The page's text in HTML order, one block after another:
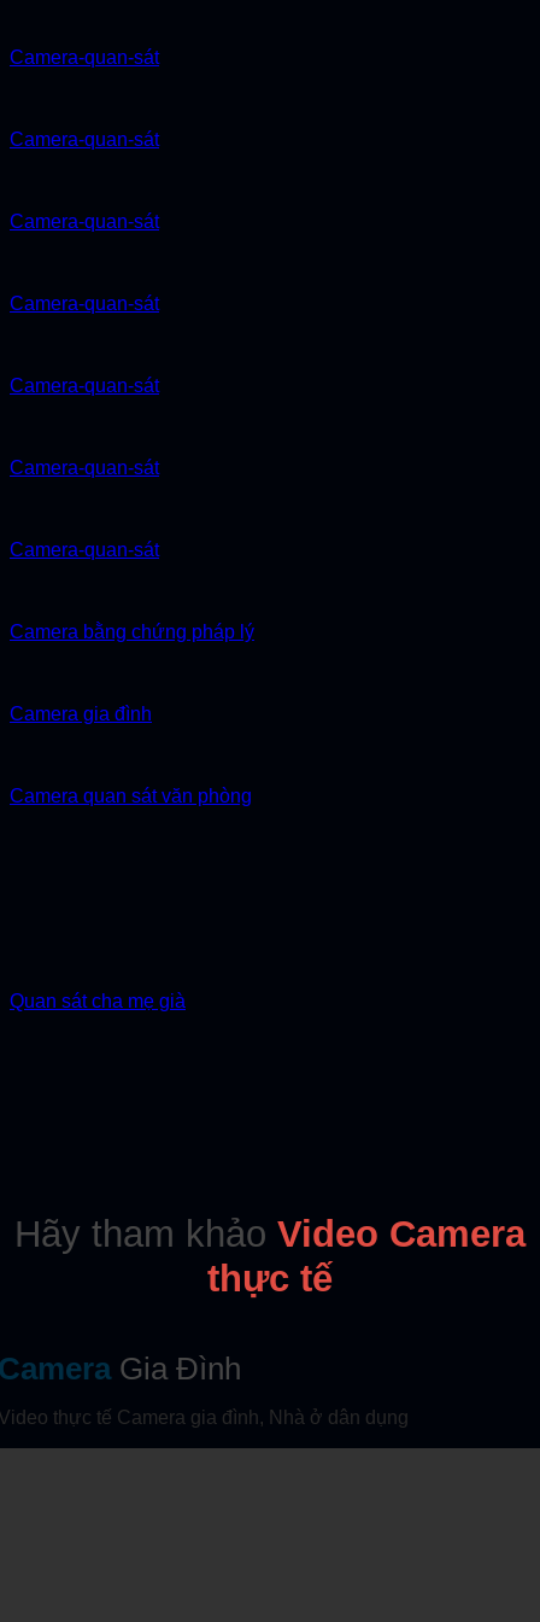
Camera-quan-sát
Camera-quan-sát
Camera-quan-sát
Camera-quan-sát
Camera-quan-sát
Camera-quan-sát
Camera-quan-sát
Camera bằng chứng pháp lý
Camera gia đình
Camera quan sát văn phòng
Quan sát cha mẹ già
Hãy tham khảo Video Camera
thực tế
Gia Đình
thực tế Camera gia đình, Nhà ở dân dụng